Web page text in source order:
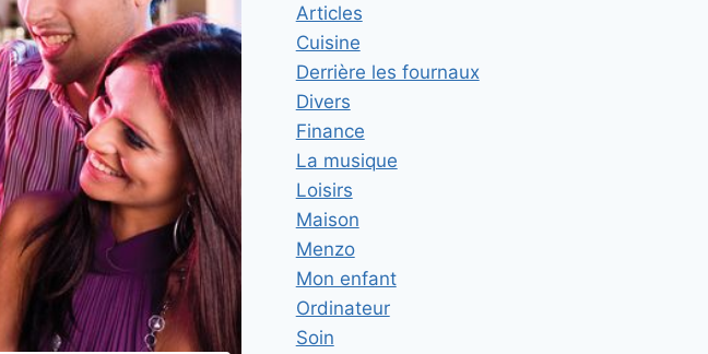
Articles
Cuisine
Derrière les fournaux
Divers
Finance
La musique
Loisirs
Maison
Menzo
Mon enfant
Ordinateur
Soin